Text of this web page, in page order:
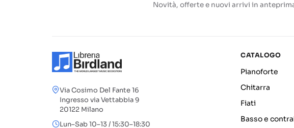
Novità, offerte e nuovi arrivi in
Via Cosimo Del Fante 16
Ingresso via Vettabbia 9
20122 Milano
Lun–Sab 10–13 / 15:30–18:30
CATALOGO
Pianoforte
Chitarra
Fiati
Basso e